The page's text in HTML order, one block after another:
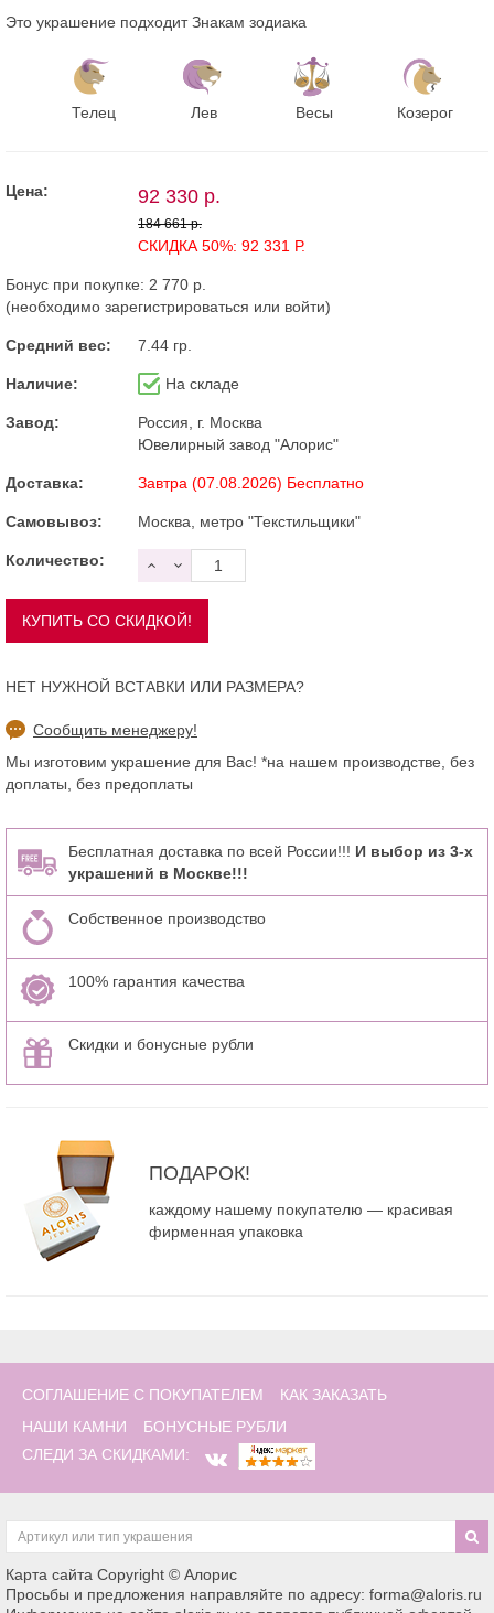
Это украшение подходит Знакам зодиака
Телец Лев Весы Козерог
Цена: 92 330 р.
184 661 р.
СКИДКА 50%: 92 331 Р.
Бонус при покупке: 2 770 р.
(необходимо зарегистрироваться или войти)
Средний вес: 7.44 гр.
Наличие: На складе
Завод:
Россия, г. Москва
Ювелирный завод "Алорис"
Доставка: Завтра (07.08.2026) Бесплатно
Самовывоз: Москва, метро "Текстильщики"
Количество:
НЕТ НУЖНОЙ ВСТАВКИ ИЛИ РАЗМЕРА?
Сообщить менеджеру!
Мы изготовим украшение для Вас! *на нашем производстве, без
доплаты, без предоплаты
Бесплатная доставка по всей России!!! И выбор из 3-х
украшений в Москве!!!
Собственное производство
100% гарантия качества
Скидки и бонусные рубли
ПОДАРОК!
каждому нашему покупателю — красивая
фирменная упаковка
СОГЛАШЕНИЕ С ПОКУПАТЕЛЕМ
КАК ЗАКАЗАТЬ
НАШИ КАМНИ
БОНУСНЫЕ РУБЛИ
СЛЕДИ ЗА СКИДКАМИ:
Карта сайта Copyright © Алорис
Просьбы и предложения направляйте по адресу: forma@aloris.ru